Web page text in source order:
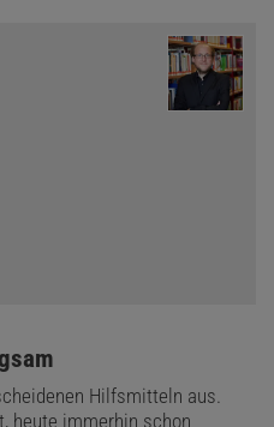
Hilfsmitteln aus.
heute immerhin schon